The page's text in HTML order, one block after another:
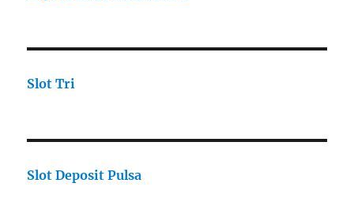
Slot Tri
Slot Deposit Pulsa